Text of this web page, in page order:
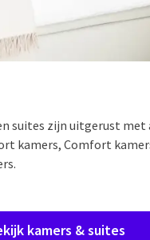
suites zijn uitgerust
kamers, Comfort
kamers & suites